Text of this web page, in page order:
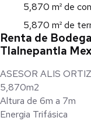
5,870 m² de
5,870 m² de
Renta de
Tlalnepantla
ASESOR ALIS
5,870m2
Altura de 6m a 7m
Energia Trifásica